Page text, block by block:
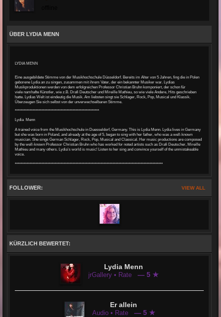
ÜBER LYDIA MENN
LYDIA MENN
Eine ausgebildete Stimme von der Musikhochschule Düsseldorf. Bereits im Alter von 5 Jahren, fing die in Polen
geborene Lydia an zu singen, zusammen mit ihrem Vater, der ein bekannter Musiker war. Lydias
Musikproduktionen werden von dem erfolgreichen Professor Christian Bruhn komponiert, der schon für
viele namhafte Künstler, wie z.B. Drafi Deutscher und Mireille Mathieu, so wie viele Andere, Hits geschrieben
hatte. Lydias Welt ist eindeutig die Musik. Am liebsten singt sie Schlager, Rock, Pop, Musical und Klassik.
Überzeugen Sie sich selbst von der unverwechselbaren Stimme.
*********************************************************
Lydia Menn
A trained voice from the Musikhochschule in Duesseldorf, Germany. This is Lydia Menn. Lydia lives in Germany
but she was born in Poland, and already at the age of 5, began to sing with her father, who was a well-known
musician. She sings German Schlager, Rock, Pop, Musical and Classical. Her music productions are composed
by the well-known Professor Christian Bruhn who has worked for noted artists such as Drafi Deutscher, Mireille
Mathieu and many others. Lydia’s world is music! Listen to her sing and convince yourself of the unmistakeable
voice.
****************************************************************************************************
VIEW ALL
FOLLOWER:
KÜRZLICH BEWERTET:
Lydia Menn
jrGallery • Rate — 5 ★
Er allein
Audio • Rate — 5 ★